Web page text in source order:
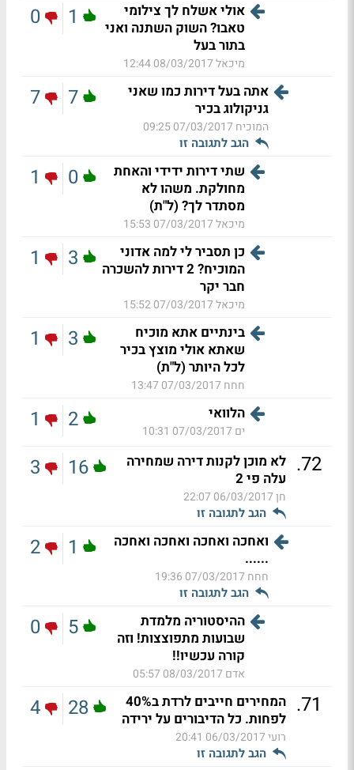
אולי אשלח לך צילומי
טאבו? השוק השתנה ואני
בתור בעל
מיכאל08/03/2017 12:44
1
0
אתה בעל דירות כמו שאני
גניקולוג בכיר
המוכיח 07/03/2017 09:25
הגב לתגובה זו
7
7
שתי דירות ידידי והאחת
מחולקת. משהו לא
מסתדר לך? (ל"ת)
מיכאל07/03/2017 15:53
0
1
כן תסביר לי למה אדוני
המוכיח? 2 דירות להשכרה
חבר יקר
מיכאל07/03/2017 15:52
3
1
בינתיים אתא מוכיח
שאתא אולי מוצץ בכיר
לכל היותר (ל"ת)
חחח 07/03/2017 13:47
3
1
הלוואי
ים 07/03/2017 10:31
2
1
72
. לא מוכן לקנות דירה שמחירה
עלה פי 2
חן06/03/2017 22:07
הגב לתגובה זו
16
3
ואחכה ואחכה ואחכה ואחכה
......
חחח 07/03/2017 19:36
הגב לתגובה זו
1
2
ההיסטוריה מלמדת
שבועות מתפוצצות! וזה
קורה עכשיו!!
אדם 08/03/2017 05:57
5
0
71
.
המחירים חייבים לרדת ב40%
לפחות. כל הדיבורים על ירידה
רועי06/03/2017 20:41
הגב לתגובה זו
28
4